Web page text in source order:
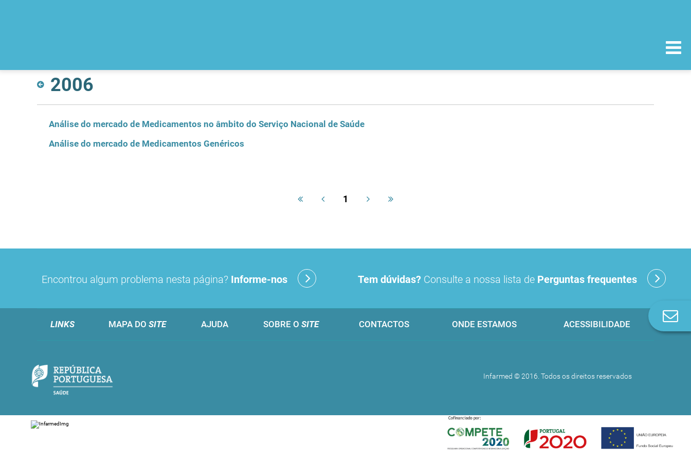
2006
Análise do mercado de Medicamentos no âmbito do Serviço Nacional de Saúde
Análise do mercado de Medicamentos Genéricos
1
Encontrou algum problema nesta página? Informe-nos Tem dúvidas? Consulte a nossa lista de Perguntas frequentes
LINKS MAPA DO SITE AJUDA SOBRE O SITE CONTACTOS ONDE ESTAMOS ACESSIBILIDADE
Infarmed © 2016. Todos os direitos reservados